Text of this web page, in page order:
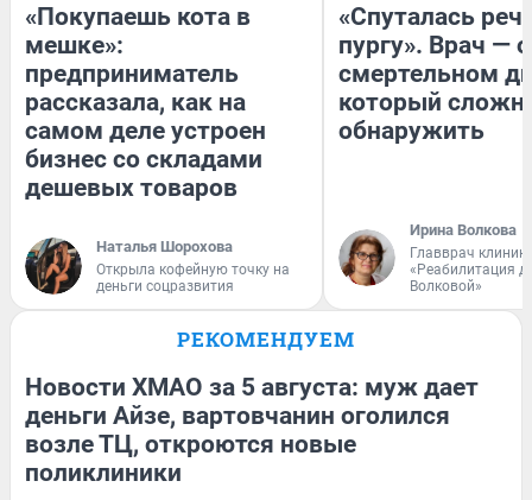
«Покупаешь кота в
мешке»:
предприниматель
рассказала, как на
самом деле устроен
бизнес со складами
дешевых товаров
Наталья Шорохова
Открыла кофейную точку на
деньги соцразвития
«Спуталась
пургу». Врач — о
смертельном
который
обнаружить
Ирина Волкова
Главврач
«Реабилитация
Волковой»
РЕКОМЕНДУЕМ
Новости ХМАО за 5 августа: муж дает
деньги Айзе, вартовчанин оголился
возле ТЦ, откроются новые
поликлиники